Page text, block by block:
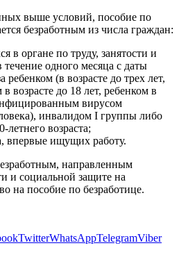
выше условий, пособие по
безработным из числа граждан:
в органе по труду, занятости и
одного месяца с даты
ребенком (в возрасте до трех лет,
возрасте до 18 лет, ребенком в
вирусом
инвалидом I группы либо
возраста;
впервые ищущих работу.
направленным
и социальной защите на
на пособие по безработице.
TwitterWhatsAppTelegramViber